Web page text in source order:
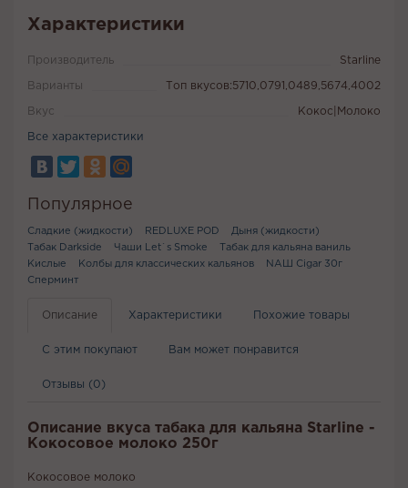
Характеристики
Производитель Starline
Варианты Топ вкусов:5710,0791,0489,5674,4002
Вкус Кокос|Молоко
Все характеристики
Популярное
Сладкие (жидкости) REDLUXE POD
Дыня (жидкости)
Табак Darkside
Чаши Let`s Smoke
Табак для кальяна ваниль
Кислые
Колбы для классических кальянов
NАШ Cigar 30г
Сперминт
Описание Характеристики Похожие товары
С этим покупают Вам может понравится
Отзывы (0)
Описание вкуса табака для кальяна Starline -
Кокосовое молоко 250г
Кокосовое молоко